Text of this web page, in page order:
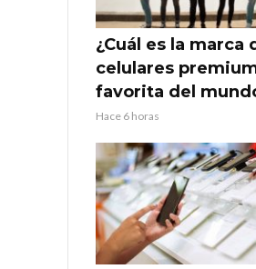
¿Cuál es la marca
celulares
favorita del
Hace 6 horas